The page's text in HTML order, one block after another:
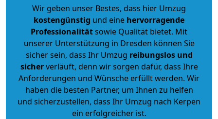
Wir geben unser Bestes, dass hier Umzug
kostengünstig und eine hervorragende
Professionalitätsowie Qualität bietet. Mit
unserer Unterstützung in Dresden können Sie
sicher sein, dass Ihr Umzug reibungslos und
sicherverläuft, denn wir sorgen dafür, dass Ihre
Anforderungen und Wünsche erfüllt werden. Wir
haben die besten Partner, um Ihnen zu helfen
und sicherzustellen, dass Ihr Umzug nach Kerpen
ein erfolgreicher ist.